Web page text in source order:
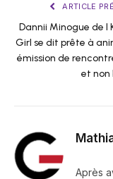
ARTICLE
Dannii Minogue de I
Girl se dit prête à
émission de
et non
Après